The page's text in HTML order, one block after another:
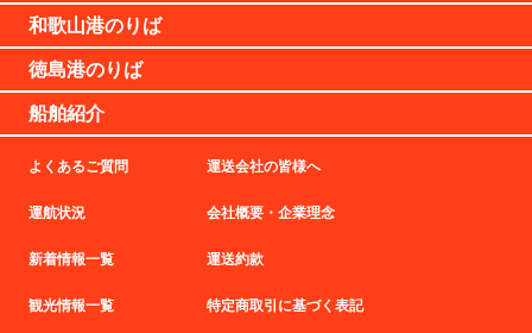
和歌山港のりば
徳島港のりば
船舶紹介
よくあるご質問
運航状況
新着情報一覧
観光情報一覧
運送会社の皆様へ
会社概要・企業理念
運送約款
特定商取引に基づく表記